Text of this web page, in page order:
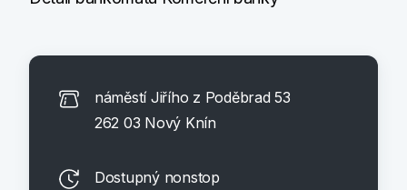
náměstí Jiřího z Poděbrad 53
262 03 Nový Knín
Dostupný nonstop